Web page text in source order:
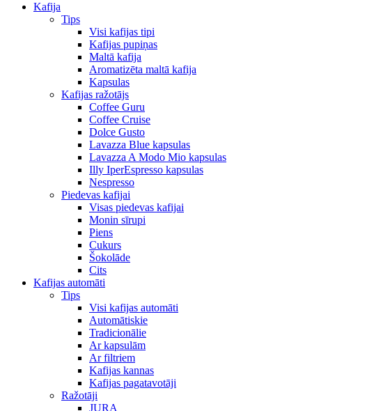
Kafija
Tips
Visi kafijas tipi
Kafijas pupiņas
Maltā kafija
Aromatizēta maltā kafija
Kapsulas
Kafijas ražotājs
Coffee Guru
Coffee Cruise
Dolce Gusto
Lavazza Blue kapsulas
Lavazza A Modo Mio kapsulas
Illy IperEspresso kapsulas
Nespresso
Piedevas kafijai
Visas piedevas kafijai
Monin sīrupi
Piens
Cukurs
Šokolāde
Cits
Kafijas automāti
Tips
Visi kafijas automāti
Automātiskie
Tradicionālie
Ar kapsulām
Ar filtriem
Kafijas kannas
Kafijas pagatavotāji
Ražotāji
JURA